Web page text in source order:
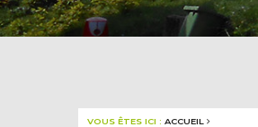
VOUS ÊTES ICI : ACCUEIL